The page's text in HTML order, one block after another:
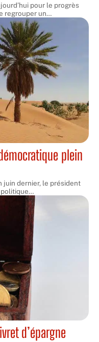
pour le progrès
regrouper un…
plein
juin dernier, le président
politique…
d’épargne